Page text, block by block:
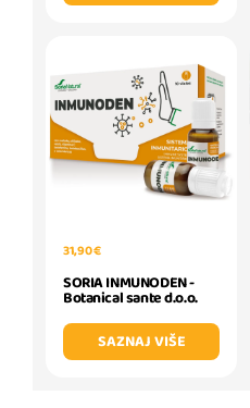
31,90 €
SORIA INMUNODEN -
Botanical sante d.o.o.
SAZNAJ VIŠE